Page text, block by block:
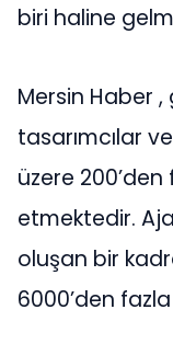
biri haline
Mersin Haber
tasarımcılar
üzere
etmektedir.
oluşan bir
6000’den